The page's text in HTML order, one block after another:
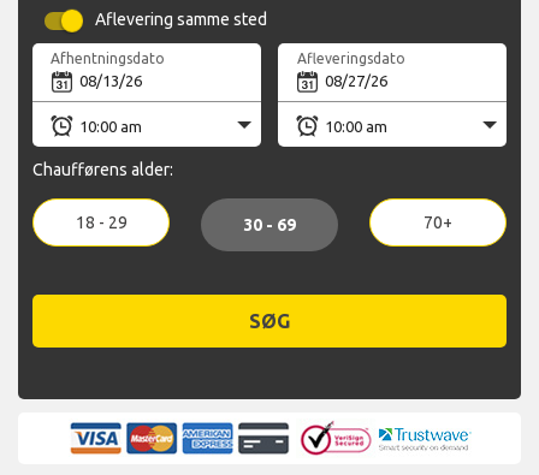
Aflevering samme sted
Afhentningsdato Afleveringsdato
Chaufførens alder:
18 - 29 30 - 69 70+
SØG